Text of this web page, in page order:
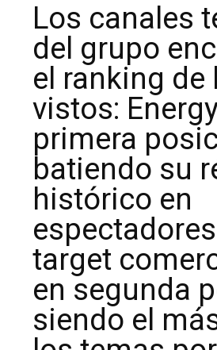
Los canales
del grupo
el ranking de
vistos:
primera
batiendo su
histórico en
target
en segunda
siendo el